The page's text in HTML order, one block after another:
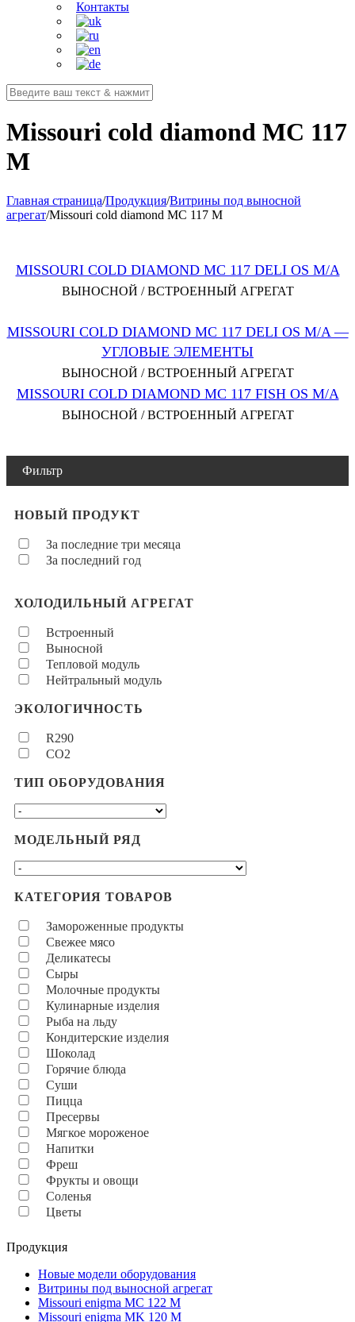
Контакты
Missouri cold diamond MC 117
M
Главная страница/Продукция/Витрины под выносной
агрегат/Missouri cold diamond MC 117 M
MISSOURI COLD DIAMOND MC 117 DELI OS M/A
ВЫНОСНОЙ / ВСТРОЕННЫЙ АГРЕГАТ
MISSOURI COLD DIAMOND MC 117 DELI OS M/A —
УГЛОВЫЕ ЭЛЕМЕНТЫ
ВЫНОСНОЙ / ВСТРОЕННЫЙ АГРЕГАТ
MISSOURI COLD DIAMOND MC 117 FISH OS M/A
ВЫНОСНОЙ / ВСТРОЕННЫЙ АГРЕГАТ
Фильтр
НОВЫЙ ПРОДУКТ
За последние три месяца
За последний год
ХОЛОДИЛЬНЫЙ АГРЕГАТ
Встроенный
Выносной
Тепловой модуль
Нейтральный модуль
ЭКОЛОГИЧНОСТЬ
R290
CO2
ТИП ОБОРУДОВАНИЯ
МОДЕЛЬНЫЙ РЯД
КАТЕГОРИЯ ТОВАРОВ
Замороженные продукты
Свежее мясо
Деликатесы
Сыры
Молочные продукты
Кулинарные изделия
Рыба на льду
Кондитерские изделия
Шоколад
Горячие блюда
Суши
Пицца
Пресервы
Мягкое мороженое
Напитки
Фреш
Фрукты и овощи
Соленья
Цветы
Продукция
Новые модели оборудования
Витрины под выносной агрегат
Missouri enigma MC 122 M
Missouri enigma MK 120 M